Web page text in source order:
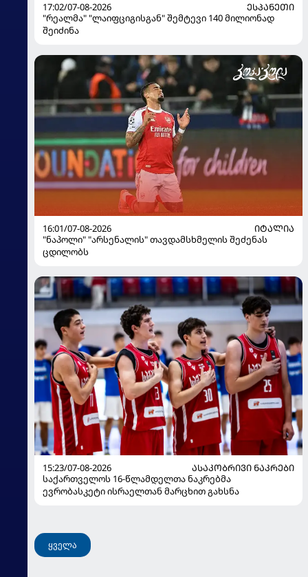
17:02/07-08-2026
ᲔᲡᲞᲐᲜᲔᲗᲘ
"რეალმა" "ლაიფციგისგან" შემტევი 140 მილიონად
შეიძინა
16:01/07-08-2026
ᲘᲢᲐᲚᲘᲐ
"ნაპოლი" "არსენალის" თავდამსხმელის შეძენას
ცდილობს
15:23/07-08-2026
ᲐᲡᲐᲙᲝᲑᲠᲘᲕᲘ ᲜᲐᲙᲠᲔᲑᲘ
საქართველოს 16-წლამდელთა ნაკრებმა
ევრობასკეტი ისრაელთან მარცხით გახსნა
ყველა